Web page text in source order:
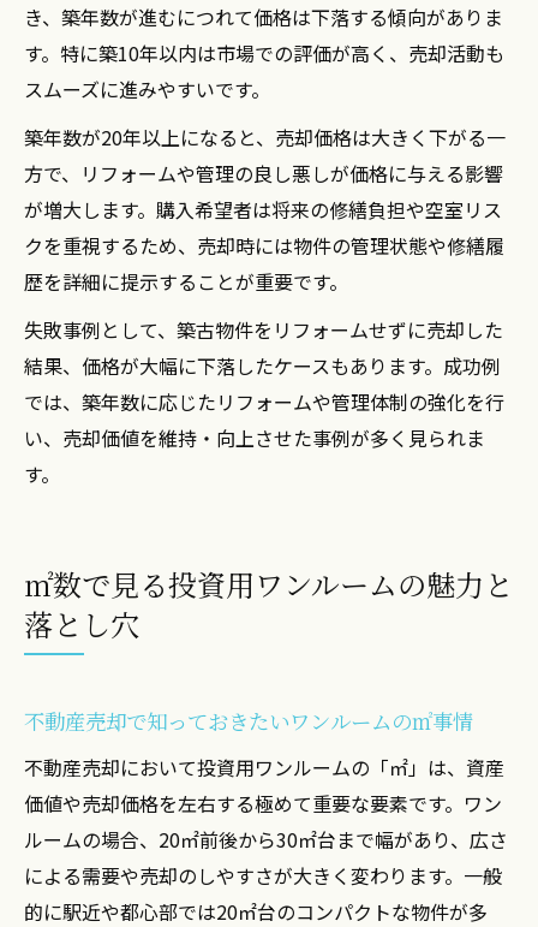
き、築年数が進むにつれて価格は下落する傾向がありま
す。特に築10年以内は市場での評価が高く、売却活動も
スムーズに進みやすいです。
築年数が20年以上になると、売却価格は大きく下がる一
方で、リフォームや管理の良し悪しが価格に与える影響
が増大します。購入希望者は将来の修繕負担や空室リス
クを重視するため、売却時には物件の管理状態や修繕履
歴を詳細に提示することが重要です。
失敗事例として、築古物件をリフォームせずに売却した
結果、価格が大幅に下落したケースもあります。成功例
では、築年数に応じたリフォームや管理体制の強化を行
い、売却価値を維持・向上させた事例が多く見られま
す。
㎡数で見る投資用ワンルームの魅力と
落とし穴
不動産売却で知っておきたいワンルームの㎡事情
不動産売却において投資用ワンルームの「㎡」は、資産
価値や売却価格を左右する極めて重要な要素です。ワン
ルームの場合、20㎡前後から30㎡台まで幅があり、広さ
による需要や売却のしやすさが大きく変わります。一般
的に駅近や都心部では20㎡台のコンパクトな物件が多